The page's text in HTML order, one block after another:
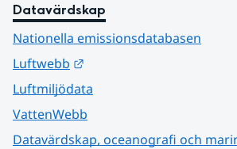
Datavärdskap
Nationella emissionsdatabasen
Luftwebb
Luftmiljödata
VattenWebb
Datavärdskap, oceanografi och